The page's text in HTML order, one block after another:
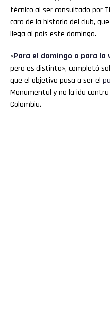
técnico al ser consultado por
caro de la historia del club,
llega al país este domingo.
«Para el domingo o para
pero es distinto», completó
que el objetivo pasa a ser el
Monumental y no la ida
Colombia.